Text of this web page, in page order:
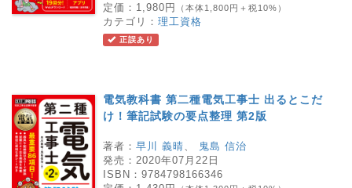
定価： 1,980円 （本体1,800円＋税10%）
カテゴリ： 理工資格
正誤あり
電気教科書 第二種電気工事士 出るとこだ
け！筆記試験の要点整理 第2版
著者： 早川 義晴
鬼島 信治
発売： 2020年07月22日
ISBN： 9784798166346